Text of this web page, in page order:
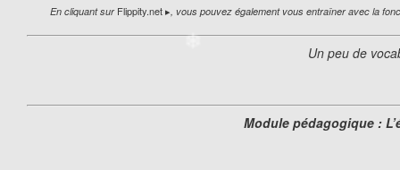
En cliquant sur Flippity.net ▸, vous pouvez également vous entraîner avec la
Un peu de
Module pédagogique :